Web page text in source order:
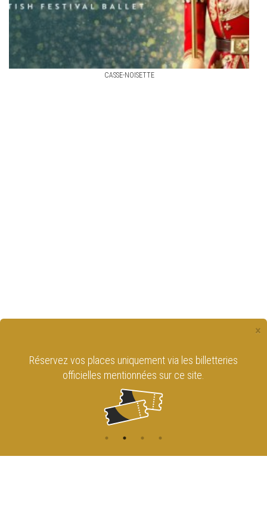
CASSE-NOISETTE
×
Réservez vos places uniquement via les billetteries
officielles mentionnées sur ce site.